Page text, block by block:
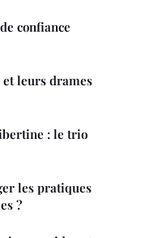
confiance
leurs drames
: le trio
les pratiques
?